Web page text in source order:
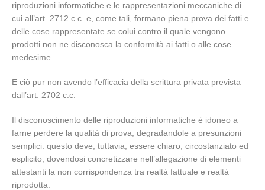
riproduzioni informatiche e le rappresentazioni meccaniche di
cui all’art. 2712 c.c. e, come tali, formano piena prova dei fatti e
delle cose rappresentate se colui contro il quale vengono
prodotti non ne disconosca la conformità ai fatti o alle cose
medesime.
E ciò pur non avendo l’efficacia della scrittura privata prevista
dall’art. 2702 c.c.
Il disconoscimento delle riproduzioni informatiche è idoneo a
farne perdere la qualità di prova, degradandole a presunzioni
semplici: questo deve, tuttavia, essere chiaro, circostanziato ed
esplicito, dovendosi concretizzare nell’allegazione di elementi
attestanti la non corrispondenza tra realtà fattuale e realtà
riprodotta.